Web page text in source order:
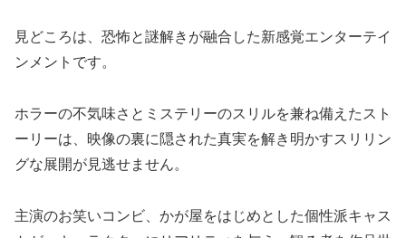
見どころは、恐怖と謎解きが融合した新感覚エンターテイ
ンメントです。
ホラーの不気味さとミステリーのスリルを兼ね備えたスト
ーリーは、映像の裏に隠された真実を解き明かすスリリン
グな展開が見逃せません。
主演のお笑いコンビ、かが屋をはじめとした個性派キャス